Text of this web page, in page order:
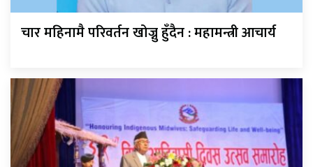
चार महिनामै परिवर्तन खोज्नु हुँदैन : महामन्त्री आचार्य